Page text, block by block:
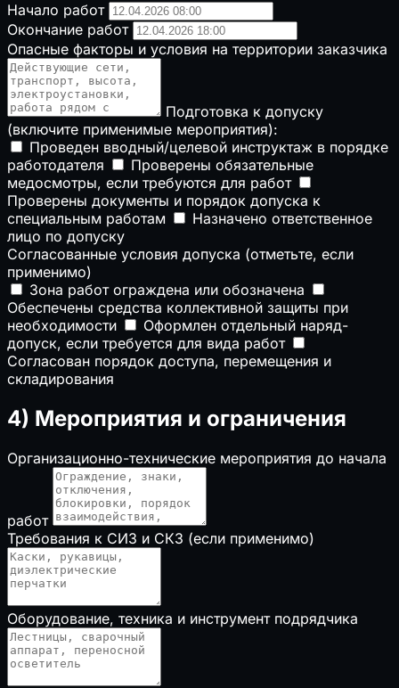
Начало работ
Окончание работ
Опасные факторы и условия на территории заказчика
Подготовка к допуску
(включите применимые мероприятия):
Проведен вводный/целевой инструктаж в порядке
работодателя
Проверены обязательные
медосмотры, если требуются для работ
Проверены документы и порядок допуска к
специальным работам
Назначено ответственное
лицо по допуску
Согласованные условия допуска (отметьте, если
применимо)
Зона работ ограждена или обозначена
Обеспечены средства коллективной защиты при
необходимости
Оформлен отдельный наряд-
допуск, если требуется для вида работ
Согласован порядок доступа, перемещения и
складирования
4) Мероприятия и ограничения
Организационно-технические мероприятия до начала
работ
Требования к СИЗ и СКЗ (если применимо)
Оборудование, техника и инструмент подрядчика